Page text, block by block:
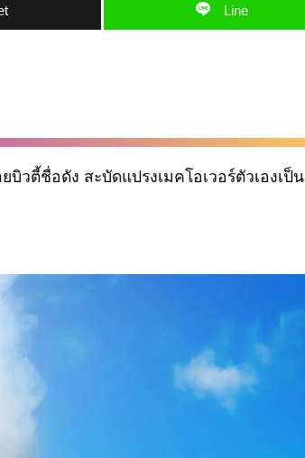
Line
บิวตี้ชื่อดัง สะบัดแปรงเมคโอเวอร์ตัวเองเป็น